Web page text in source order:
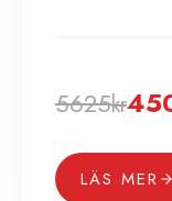
5625kr
LÄS MER